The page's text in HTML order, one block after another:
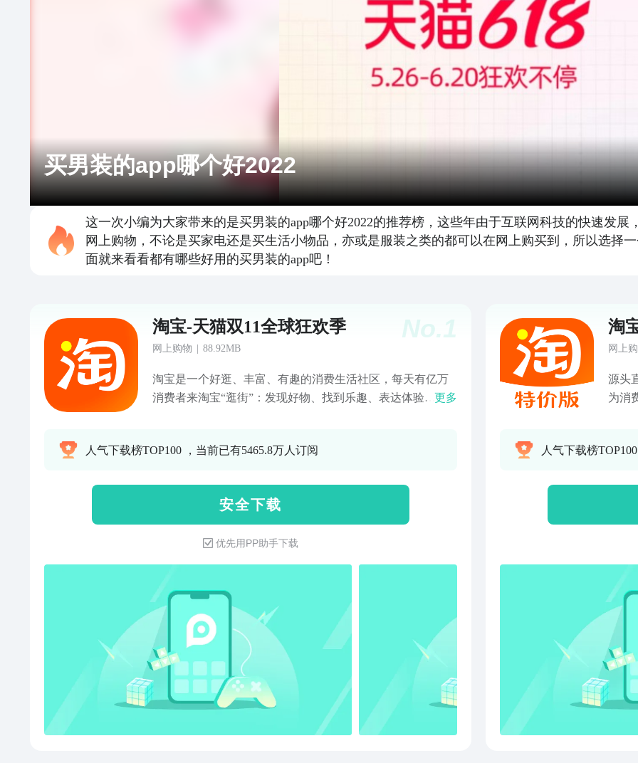
买男装的app哪个好2022
这一次小编为大家带来的是买男装的app哪个好2022的推荐榜，这些年由于互联网科技的快速发
网上购物，不论是买家电还是买生活小物品，亦或是服装之类的都可以在网上购买到，所以选择
面就来看看都有哪些好用的买男装的app吧！
No.1
淘宝-天猫双11全球狂欢季
网上购物 88.92MB
淘宝是一个好逛、丰富、有趣的消费生活社区，每天有亿万
消费者来淘宝“逛街”：发现好物、找到乐趣、表达体验……
分享优质商品等等，还能通过本地功能，找到附近的生活优
商品： 各种各样的优质好物、神奇商品都在淘宝上。 再小的
需求，也能在淘宝上被满足；再小的爱好，也能在淘宝上找
到同好。 2、在淘宝上，获得好逛的体验： 淘宝每天都会推
荐优质、有趣的商品、服务和优惠信息。 每个人都能在这里
找到自己感兴趣的商品，足不出户就能逛到好物。 3、在淘
里真实的买家秀，让人买起来更放心。 人们也能在淘宝“逛
逛”社区分享自己的购物体验、推荐优质商品。 4、在淘宝
上，买到优惠的商品： 每年双11、618等大促活动，商家集体
打折，人们能在淘宝上获得真正的实惠。 同时，成为88VIP
会员和品牌会员，还能享受更多福利。
更多
人气下载榜TOP100 ，当前已有5465.8万人订阅
安 全 下 载
优先用PP助手下载
淘
网上
源头
为消
价 |
日自
零食
未履
承
小时
货申
人气下载榜